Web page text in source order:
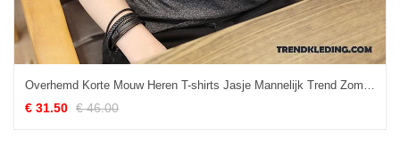
Overhemd Korte Mouw Heren T-shirts Jasje Mannelijk Trend Zomer Onderhemd Grijs
€ 31.50 € 46.00